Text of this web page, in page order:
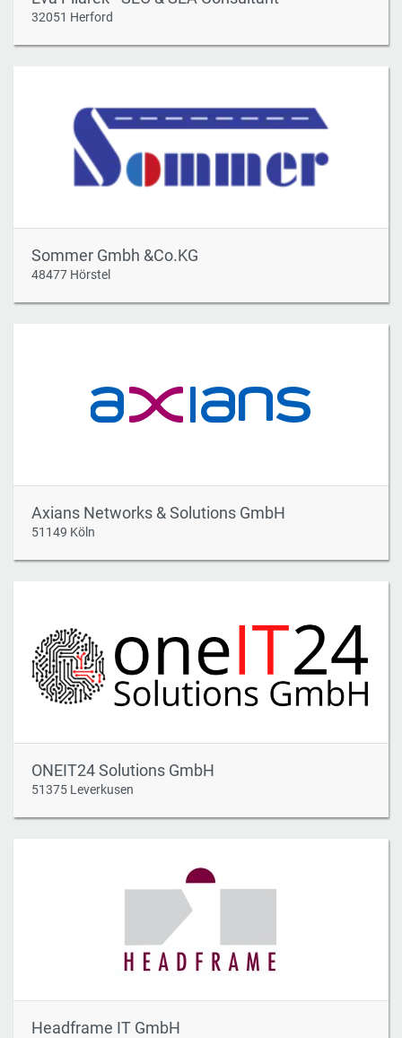
32051 Herford
Sommer Gmbh &Co.KG
48477 Hörstel
Axians Networks & Solutions GmbH
51149 Köln
ONEIT24 Solutions GmbH
51375 Leverkusen
Headframe IT GmbH